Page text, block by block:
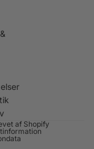
af Shopify